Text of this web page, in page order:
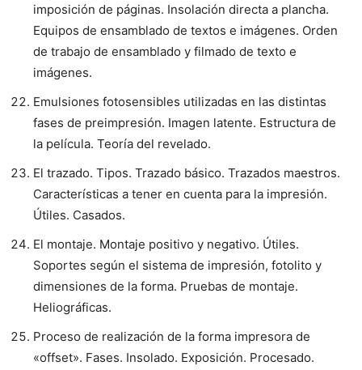
imposición de páginas. Insolación directa a plancha.
Equipos de ensamblado de textos e imágenes. Orden
de trabajo de ensamblado y filmado de texto e
imágenes.
Emulsiones fotosensibles utilizadas en las distintas
fases de preimpresión. Imagen latente. Estructura de
la película. Teoría del revelado.
El trazado. Tipos. Trazado básico. Trazados maestros.
Características a tener en cuenta para la impresión.
Útiles. Casados.
El montaje. Montaje positivo y negativo. Útiles.
Soportes según el sistema de impresión, fotolito y
dimensiones de la forma. Pruebas de montaje.
Heliográficas.
Proceso de realización de la forma impresora de
«offset». Fases. Insolado. Exposición. Procesado.